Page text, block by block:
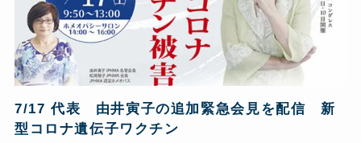
7/17 代表 由井寅子の追加緊急会見を配信 新
型コロナ遺伝子ワクチン